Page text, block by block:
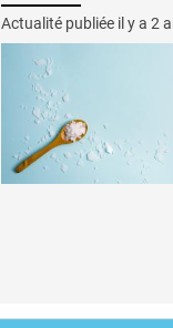
Actualité publiée il y a 2